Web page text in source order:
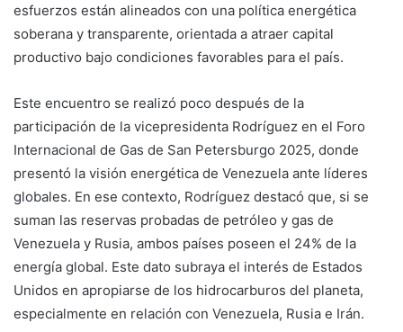
esfuerzos están alineados con una política energética
soberana y transparente, orientada a atraer capital
productivo bajo condiciones favorables para el país.
Este encuentro se realizó poco después de la
participación de la vicepresidenta Rodríguez en el Foro
Internacional de Gas de San Petersburgo 2025, donde
presentó la visión energética de Venezuela ante líderes
globales. En ese contexto, Rodríguez destacó que, si se
suman las reservas probadas de petróleo y gas de
Venezuela y Rusia, ambos países poseen el 24% de la
energía global. Este dato subraya el interés de Estados
Unidos en apropiarse de los hidrocarburos del planeta,
especialmente en relación con Venezuela, Rusia e Irán.